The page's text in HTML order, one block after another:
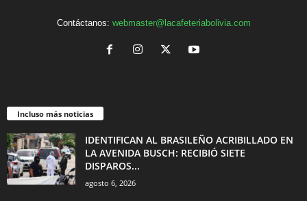
Contáctanos: webmaster@lacafeteriabolivia.com
Incluso más noticias
IDENTIFICAN AL BRASILEÑO ACRIBILLADO EN
LA AVENIDA BUSCH: RECIBIÓ SIETE
DISPAROS...
agosto 6, 2026